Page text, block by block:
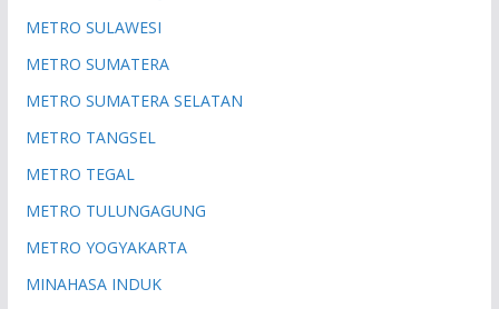
METRO SULAWESI
METRO SUMATERA
METRO SUMATERA SELATAN
METRO TANGSEL
METRO TEGAL
METRO TULUNGAGUNG
METRO YOGYAKARTA
MINAHASA INDUK